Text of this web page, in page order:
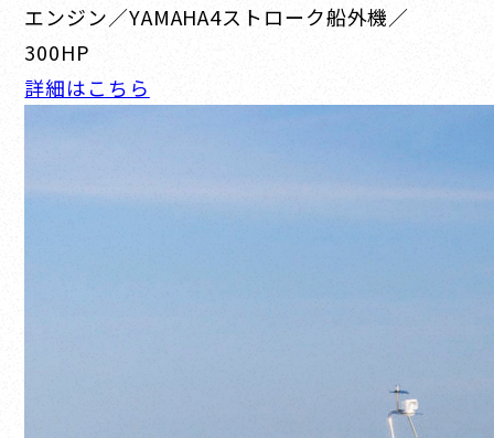
エンジン／YAMAHA4ストローク船外機／
300HP
詳細はこちら